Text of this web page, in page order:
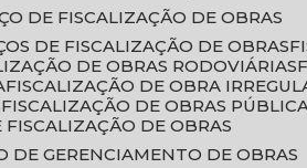
DE FISCALIZAÇÃO DE OBRAS
DE FISCALIZAÇÃO DE OBRAS
DE OBRAS RODOVIÁRIAS
FISCALIZAÇÃO DE OBRA
FISCALIZAÇÃO DE OBRAS
FISCALIZAÇÃO DE OBRAS
DE GERENCIAMENTO DE OBRAS